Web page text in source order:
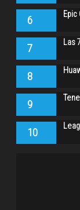
6 Epic
7 Las
8
9
10